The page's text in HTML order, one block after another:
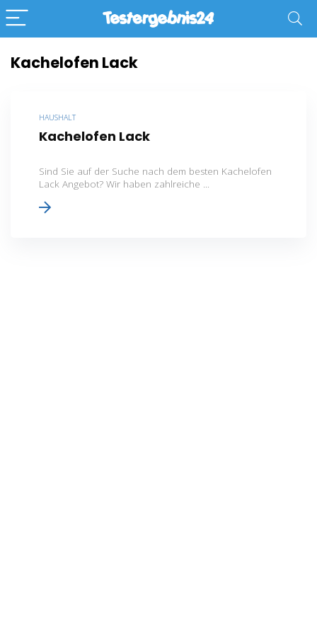
Kachelofen Lack
HAUSHALT
Kachelofen Lack
Sind Sie auf der Suche nach dem besten Kachelofen
Lack Angebot? Wir haben zahlreiche ...